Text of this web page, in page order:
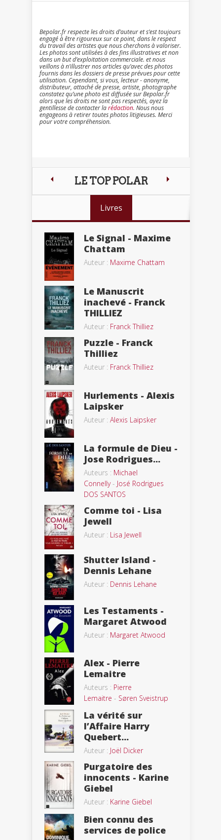
Bepolar.fr respecte les droits d’auteur et s’est toujours
engagé à être rigoureux sur ce point, dans le respect
du travail des artistes que nous cherchons à valoriser.
Les photos sont utilisées à des fins illustratives et non
dans un but d’exploitation commerciale. et nous
veillons à n’illustrer nos articles qu’avec des photos
fournis dans les dossiers de presse prévues pour cette
utilisation. Cependant, si vous, lecteur - anonyme,
distributeur, attaché de presse, artiste, photographe
constatez qu’une photo est diffusée sur Bepolar.fr
alors que les droits ne sont pas respectés, ayez la
gentillesse de contacter larédaction. Nous nous
engageons à retirer toutes photos litigieuses. Merci
pour votre compréhension.
LE TOP POLAR
Livres
Le Signal - Maxime
Chattam
Auteur : Maxime Chattam
Le Manuscrit
inachevé - Franck
THILLIEZ
Auteur : Franck Thilliez
Puzzle - Franck
Thilliez
Auteur : Franck Thilliez
Hurlements - Alexis
Laipsker
Auteur : Alexis Laipsker
La formule de Dieu -
Jose Rodrigues...
Auteurs : Michael
Connelly- José Rodrigues
DOS SANTOS
Comme toi - Lisa
Jewell
Auteur : Lisa Jewell
Shutter Island -
Dennis Lehane
Auteur : Dennis Lehane
Les Testaments -
Margaret Atwood
Auteur : Margaret Atwood
Alex - Pierre
Lemaitre
Auteurs : Pierre
Lemaitre - Søren Sveistrup
La vérité sur
l’Affaire Harry
Quebert...
Auteur : Joël Dicker
Purgatoire des
innocents - Karine
Giebel
Auteur : Karine Giebel
Bien connu des
services de police